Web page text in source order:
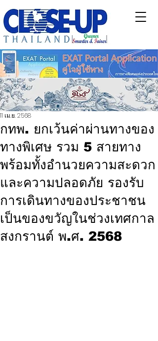
กทพ. ยกเว้นค่าผ่านทางของ
ทางพิเศษ รวม 5 สายทาง
พร้อมทั้งอำนวยความสะดวก
และความปลอดภัย รองรับ
การเดินทางของประชาชน
เป็นของขวัญในช่วงเทศกาล
สงกรานต์ พ.ศ. 2568
11 เม.ย. 2568